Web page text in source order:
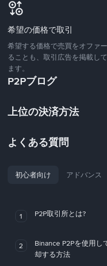
希望の価格で取引
希望する価格で売買をオファ
ることも、取引広告を掲載し
ます。
P2Pブログ
上位の決済方法
よくある質問
初心者向け アドバンス
1 P2P取引所とは?
2
Binance P2Pを使用し
却する方法